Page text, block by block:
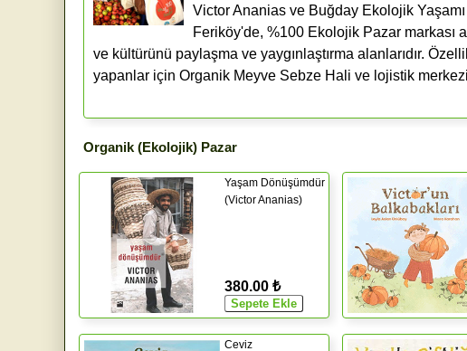
Victor Ananias ve Buğday Ekolojik
Feriköy'de, %100 Ekolojik Pazar markası
ve kültürünü paylaşma ve yaygınlaştırma alanlarıdır.
yapanlar için Organik Meyve Sebze Hali ve lojistik
Organik (Ekolojik) Pazar
Yaşam Dönüşümdür
(Victor Ananias)
380.00 ₺
Ceviz